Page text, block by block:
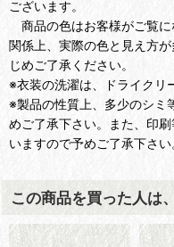
ございます。
商品の色はお客様がご覧
関係上、実際の色と見え方
じめご了承ください。
※衣装の洗濯は、ドライクリ
※製品の性質上、多少のシミ
めご了承下さい。また、印
いますので予めご了承下さい
この商品を買った人は